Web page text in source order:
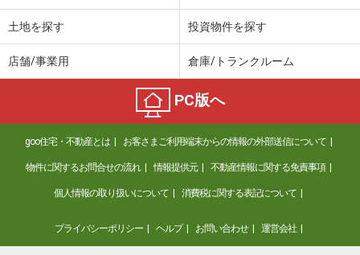
土地を探す 投資物件を探す
店舗/事業用 倉庫/トランクルーム
PC版へ
goo住宅・不動産とは お客さまご利用端末からの情報の外部送信について
物件に関するお問合せの流れ 情報提供元 不動産情報に関する免責事項
個人情報の取り扱いについて 消費税に関する表記について
プライバシーポリシー ヘルプ お問い合わせ 運営会社